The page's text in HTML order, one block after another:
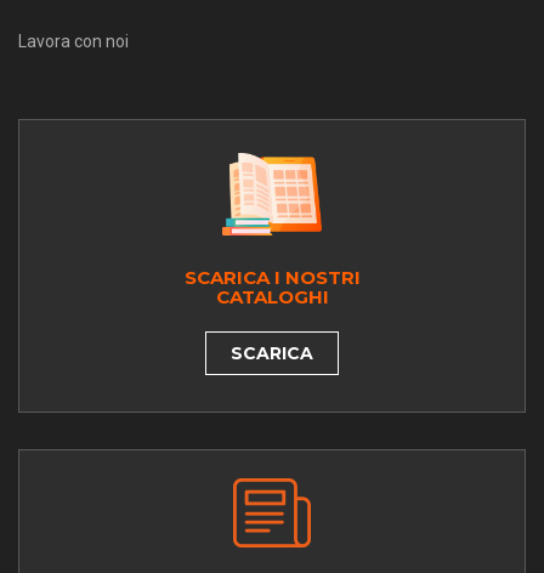
Lavora con noi
SCARICA I NOSTRI
CATALOGHI
SCARICA